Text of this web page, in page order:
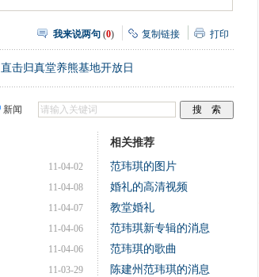
我来说两句 (0) 复制链接 打印
直击归真堂养熊基地开放日
新闻
11-04-02
11-04-08
11-04-07
11-04-06
11-04-06
11-03-29
相关推荐
范玮琪的图片
婚礼的高清视频
教堂婚礼
范玮琪新专辑的消息
范玮琪的歌曲
陈建州范玮琪的消息